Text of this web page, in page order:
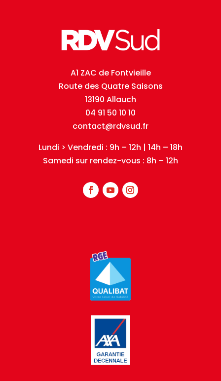
A1 ZAC de Fontvieille
Route des Quatre Saisons
13190 Allauch
04 91 50 10 10
contact@rdvsud.fr
Lundi > Vendredi : 9h – 12h | 14h – 18h
Samedi sur rendez-vous : 8h – 12h